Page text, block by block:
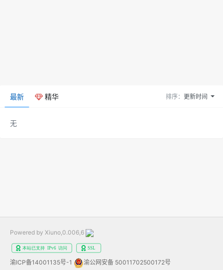
最新 精华 排序：更新时间
无
Powered by Xiuno,0.006,6
渝ICP备14001135号-1 渝公网安备 50011702500172号